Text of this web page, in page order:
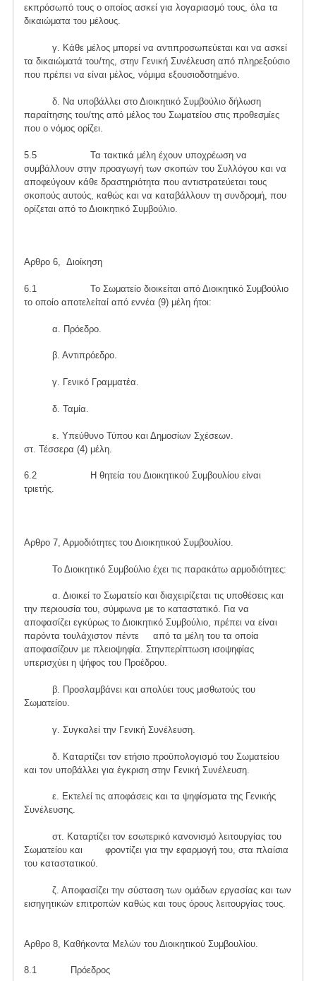
εκπρόσωπό τους ο οποίος ασκεί για λογαριασμό τους, όλα τα
δικαιώματα του μέλους.
γ. Κάθε μέλος μπορεί να αντιπροσωπεύεται και να ασκεί
τα δικαιώματά του/της, στην Γενική Συνέλευση από πληρεξούσιο
που πρέπει να είναι μέλος, νόμιμα εξουσιοδοτημένο.
δ. Να υποβάλλει στο Διοικητικό Συμβούλιο δήλωση
παραίτησης του/της από μέλος του Σωματείου στις προθεσμίες
που ο νόμος ορίζει.
5.5 Τα τακτικά μέλη έχουν υποχρέωση να
συμβάλλουν στην προαγωγή των σκοπών του Συλλόγου και να
αποφεύγουν κάθε δραστηριότητα που αντιστρατεύεται τους
σκοπούς αυτούς, καθώς και να καταβάλλουν τη συνδρομή, που
ορίζεται από το Διοικητικό Συμβούλιο.
Αρθρο 6, Διοίκηση
6.1 Το Σωματείο διοικείται από Διοικητικό Συμβούλιο
το οποίο αποτελείταί από εννέα (9) μέλη ήτοι:
α. Πρόεδρο.
β. Αντιπρόεδρο.
γ. Γενικό Γραμματέα.
δ. Ταμία.
ε. Υπεύθυνο Τύπου και Δημοσίων Σχέσεων.
στ. Τέσσερα (4) μέλη.
6.2 Η θητεία του Διοικητικού Συμβουλίου είναι
τριετής.
Αρθρο 7, Αρμοδιότητες του Διοικητικού Συμβουλίου.
Το Διοικητικό Συμβούλιο έχει τις παρακάτω αρμοδιότητες:
α. Διοικεί το Σωματείο και διαχειρίζεται τις υποθέσεις και
την περιουσία του, σύμφωνα με το καταστατικό. Για να
αποφασίζει εγκύρως το Διοικητικό Συμβούλιο, πρέπει να είναι
παρόντα τουλάχιστον πέντε από τα μέλη του τα οποία
αποφασίζουν με πλειοψηφία. Στηνπερίπτωση ισοψηφίας
υπερισχύει η ψήφος του Προέδρου.
β. Προσλαμβάνει και απολύει τους μισθωτούς του
Σωματείου.
γ. Συγκαλεί την Γενική Συνέλευση.
δ. Καταρτίζει τον ετήσιο προϋπολογισμό του Σωματείου
και τον υποβάλλει για έγκριση στην Γενική Συνέλευση.
ε. Εκτελεί τις αποφάσεις και τα ψηφίσματα της Γενικής
Συνέλευσης.
στ. Καταρτίζει τον εσωτερικό κανονισμό λειτουργίας του
Σωματείου και φροντίζει για την εφαρμογή του, στα πλαίσια
του καταστατικού.
ζ. Αποφασίζει την σύσταση των ομάδων εργασίας και των
εισηγητικών επιτροπών καθώς και τους όρους λειτουργίας τους.
Αρθρο 8, Καθήκοντα Μελών του Διοικητικού Συμβουλίου.
8.1 Πρόεδρος